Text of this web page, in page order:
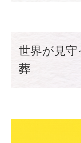
世界が見
葬